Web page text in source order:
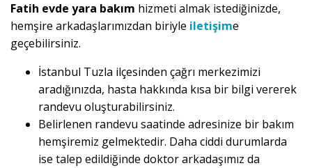
Fatih evde yara bakım hizmeti almak istediğinizde,
hemşire arkadaşlarımızdan biriyle iletişime
geçebilirsiniz.
İstanbul Tuzla ilçesinden çağrı merkezimizi
aradığınızda, hasta hakkında kısa bir bilgi vererek
randevu oluşturabilirsiniz.
Belirlenen randevu saatinde adresinize bir bakım
hemşiremiz gelmektedir. Daha ciddi durumlarda
ise talep edildiğinde doktor arkadaşımız da